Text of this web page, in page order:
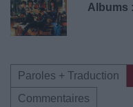
Albums :
Paroles + Traduction
Commentaires